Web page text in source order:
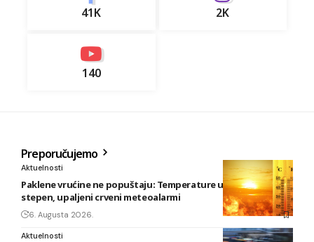
41K 2K
140
Preporučujemo
Aktuelnosti
Paklene vrućine ne popuštaju: Temperature u BiH i do 41
stepen, upaljeni crveni meteoalarmi
6. Augusta 2026.
Aktuelnosti